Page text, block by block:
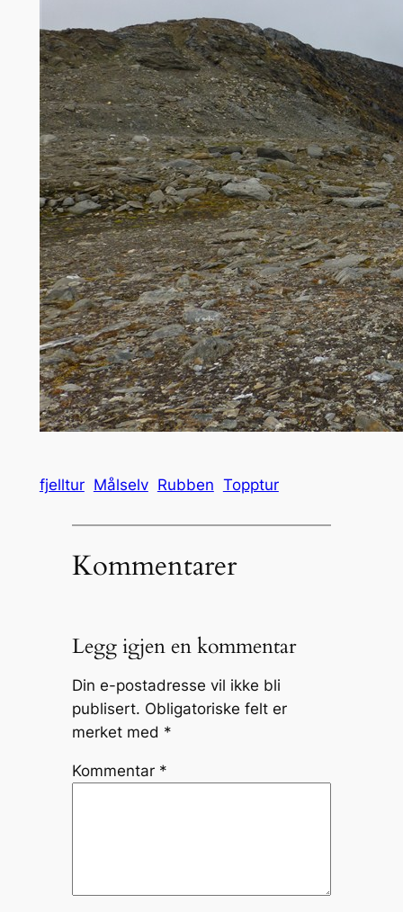
fjelltur Målselv Rubben Topptur
Kommentarer
Legg igjen en kommentar
Din e-postadresse vil ikke bli
publisert. Obligatoriske felt er
merket med *
Kommentar *